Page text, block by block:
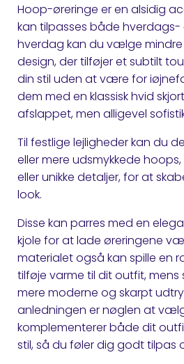
Hoop-øreringe er en alsidig
kan tilpasses både hverdags-
hverdag kan du vælge
design, der tilføjer et subtilt
din stil uden at være for
dem med en klassisk hvid
afslappet, men alligevel
Til festlige lejligheder kan du
eller mere udsmykkede
eller unikke detaljer, for at
look.
Disse kan parres med en
kjole for at lade øreringene
materialet også kan spille en
tilføje varme til dit outfit, mens
mere moderne og skarpt
anledningen er nøglen at
komplementerer både dit
stil, så du føler dig godt tilpas